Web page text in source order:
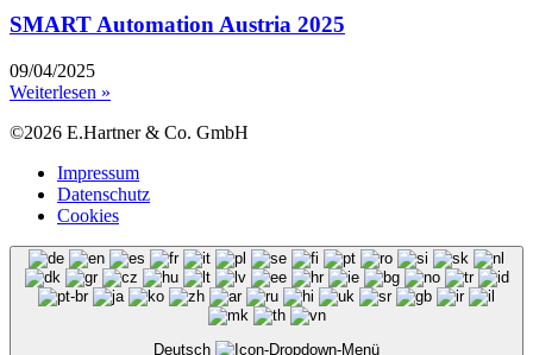
SMART Automation Austria 2025
09/04/2025
Weiterlesen »
©2026 E.Hartner & Co. GmbH
Impressum
Datenschutz
Cookies
Deutsch